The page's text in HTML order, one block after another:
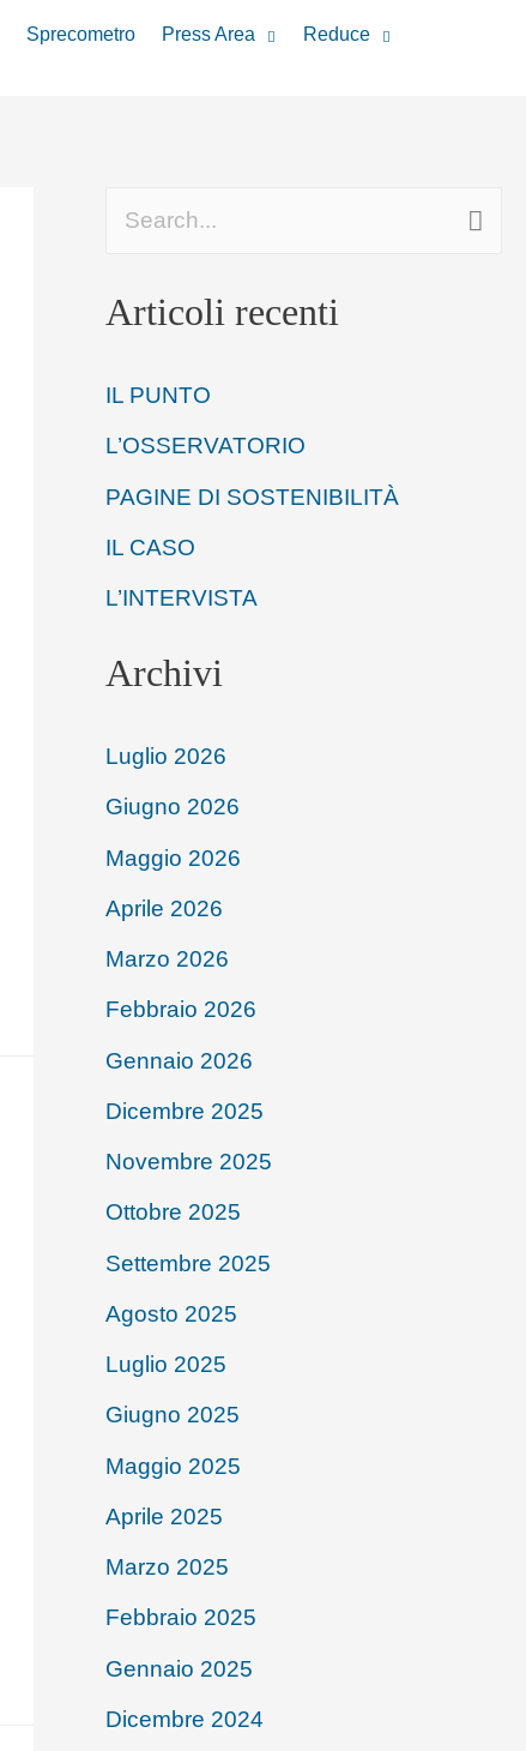
Sprecometro Press Area
Reduce
r
a
:
Articoli recenti
IL PUNTO
L’OSSERVATORIO
PAGINE DI SOSTENIBILITÀ
IL CASO
L’INTERVISTA
Archivi
Luglio 2026
Giugno 2026
Maggio 2026
Aprile 2026
Marzo 2026
Febbraio 2026
Gennaio 2026
Dicembre 2025
Novembre 2025
Ottobre 2025
Settembre 2025
Agosto 2025
Luglio 2025
Giugno 2025
Maggio 2025
Aprile 2025
Marzo 2025
Febbraio 2025
Gennaio 2025
Dicembre 2024